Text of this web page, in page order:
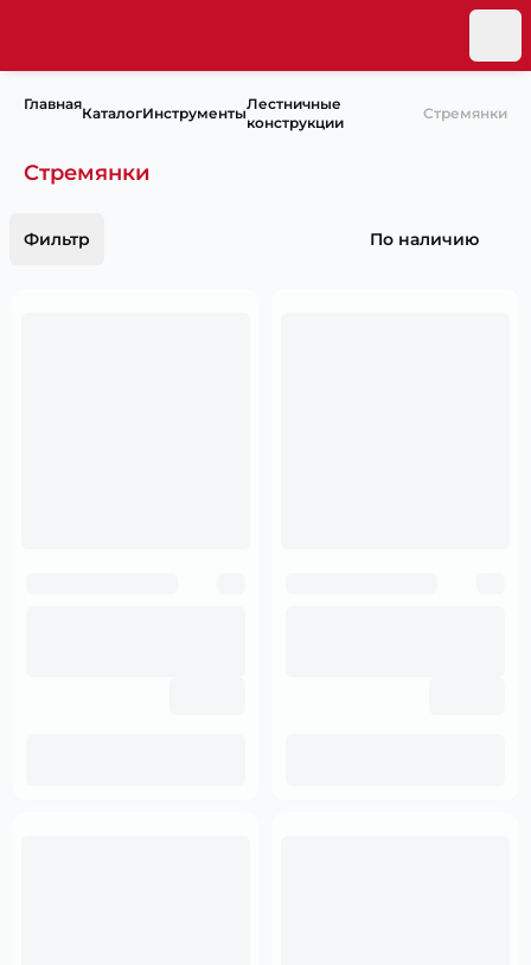
Главная
КаталогИнструменты
Лестничные
конструкции
Стремянки
Стремянки
Фильтр По наличию